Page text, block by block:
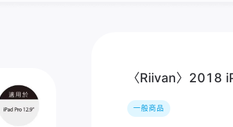
〈Riivan〉2018
一般商品